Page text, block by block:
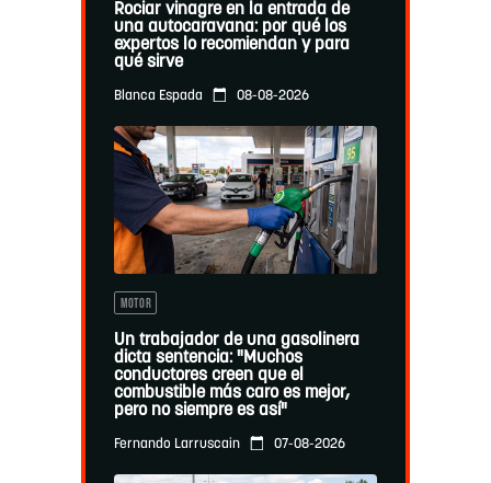
Rociar vinagre en la entrada de
una autocaravana: por qué los
expertos lo recomiendan y para
qué sirve
Blanca Espada 08-08-2026
MOTOR
Un trabajador de una gasolinera
dicta sentencia: "Muchos
conductores creen que el
combustible más caro es mejor,
pero no siempre es así"
Fernando Larruscain 07-08-2026